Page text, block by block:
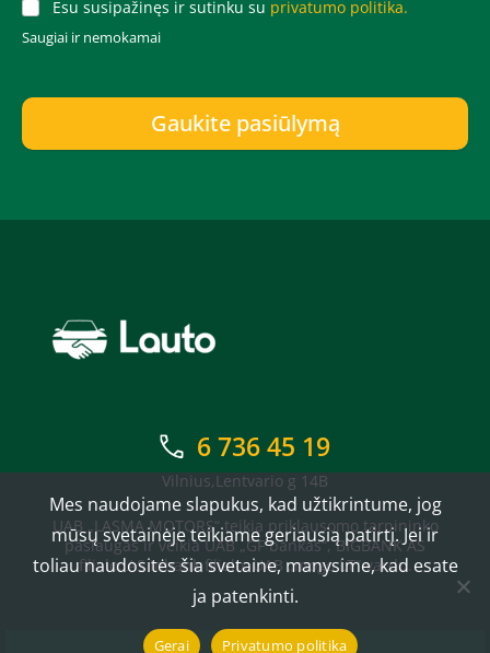
Esu susipažinęs ir sutinku su privatumo politika.
Saugiai ir nemokamai
Gaukite pasiūlymą
6 736 45 19
Vilnius,Lentvario g 14B
UAB „LASMA MOTORS“ teikia priklausomo tarpininko
paslaugas ir veikia UAB „GF bankas“, BIGBANK AS
filialo, AS Inbank filialo, UAB „mogo LT“ vardu.
Mes naudojame slapukus, kad užtikrintume, jog
mūsų svetainėje teikiame geriausią patirtį. Jei ir
toliau naudositės šia svetaine, manysime, kad esate
ja patenkinti.
Gerai Privatumo politika